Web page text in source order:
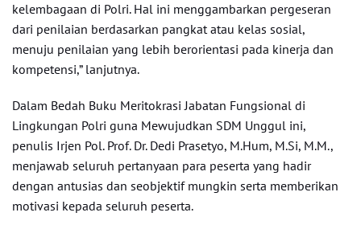
kelembagaan di Polri. Hal ini menggambarkan pergeseran
dari penilaian berdasarkan pangkat atau kelas sosial,
menuju penilaian yang lebih berorientasi pada kinerja dan
kompetensi,” lanjutnya.
Dalam Bedah Buku Meritokrasi Jabatan Fungsional di
Lingkungan Polri guna Mewujudkan SDM Unggul ini,
penulis Irjen Pol. Prof. Dr. Dedi Prasetyo, M.Hum, M.Si, M.M.,
menjawab seluruh pertanyaan para peserta yang hadir
dengan antusias dan seobjektif mungkin serta memberikan
motivasi kepada seluruh peserta.